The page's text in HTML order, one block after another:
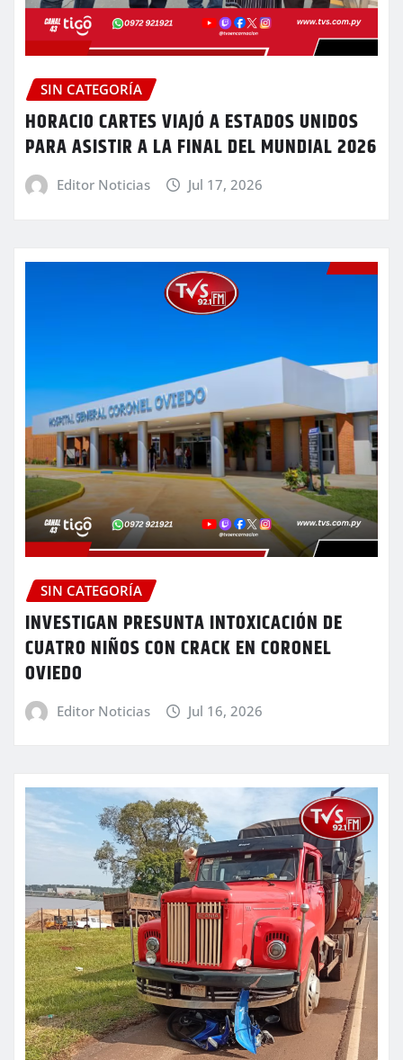
SIN CATEGORÍA
HORACIO CARTES VIAJÓ A ESTADOS UNIDOS
PARA ASISTIR A LA FINAL DEL MUNDIAL 2026
Editor Noticias Jul 17, 2026
SIN CATEGORÍA
INVESTIGAN PRESUNTA INTOXICACIÓN DE
CUATRO NIÑOS CON CRACK EN CORONEL
OVIEDO
Editor Noticias Jul 16, 2026